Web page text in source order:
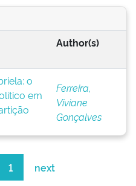
Author(s)
o
em
Ferreira,
Viviane
Gonçalves
1 next